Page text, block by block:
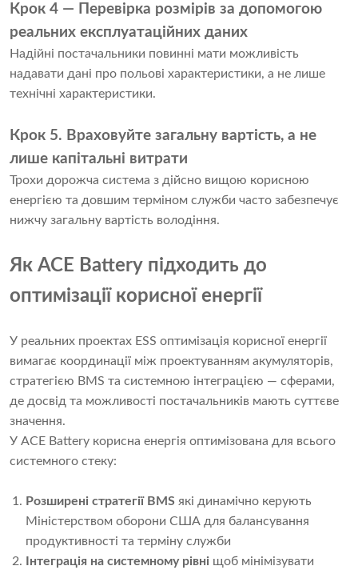
Крок 4 — Перевірка розмірів за допомогою
реальних експлуатаційних даних
Надійні постачальники повинні мати можливість
надавати дані про польові характеристики, а не лише
технічні характеристики.
Крок 5. Враховуйте загальну вартість, а не
лише капітальні витрати
Трохи дорожча система з дійсно вищою корисною
енергією та довшим терміном служби часто забезпечує
нижчу загальну вартість володіння.
Як ACE Battery підходить до
оптимізації корисної енергії
У реальних проектах ESS оптимізація корисної енергії
вимагає координації між проектуванням акумуляторів,
стратегією BMS та системною інтеграцією — сферами,
де досвід та можливості постачальників мають суттєве
значення.
У ACE Battery корисна енергія оптимізована для всього
системного стеку:
Розширені стратегії BMS які динамічно керують
Міністерством оборони США для балансування
продуктивності та терміну служби
Інтеграція на системному рівні щоб мінімізувати